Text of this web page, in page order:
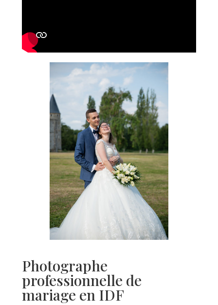
Photographe
professionnelle de
mariage en IDF